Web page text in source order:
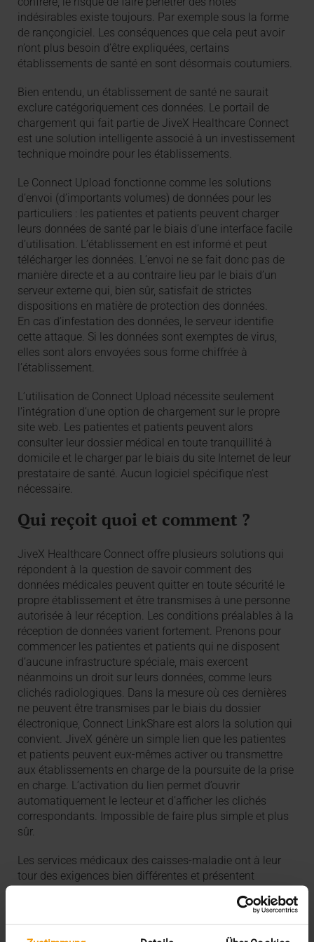
indésirables existe toujours. Par exemple sous la forme
de rançongiciel. Les conséquences que cela peut avoir
n’ont plus besoin d’être expliquées, certains
établissements de santé en sont désormais coutumiers.
Bien entendu, un établissement de santé ne saurait
exclure catégoriquement ces données. Le portail de
chargement qui fait partie de JiveX Healthcare Connect
est une solution intelligente associé à un investissement
technique moindre pour les établissements.
Le Connect Upload fonctionne comme les solutions
d’envoi (d’importants volumes) de données pour les
particuliers : les patientes et patients peuvent charger
leurs données de santé par le biais d’une interface facile
d’utilisation. L’établissement en est informé et peut
télécharger les données. L’envoi ne se fait donc pas de
manière directe et a au contraire lieu par le biais d’un
serveur externe qui, bien sûr, satisfait de strictes
dispositions en matière de protection des données.
En cas d’infestation des données, le serveur identifie
cette attaque. Si les données sont exemptes de virus,
elles sont alors envoyées sous forme chiffrée à
l’établissement.
L’utilisation de Connect Upload nécessite seulement
l’intégration d’une option de chargement sur le propre
site web. Les patientes et patients peuvent alors
consulter leur dossier médical en toute tranquillité à
domicile et le charger par le biais du site Internet de leur
prestataire de santé. Aucun logiciel spécifique n’est
nécessaire.
Qui reçoit quoi et comment ?
JiveX Healthcare Connect offre plusieurs solutions qui
répondent à la question de savoir comment des
données médicales peuvent quitter en toute sécurité le
propre établissement et être transmises à une personne
autorisée à leur réception. Les conditions préalables à la
réception de données varient fortement. Prenons pour
commencer les patientes et patients qui ne disposent
d’aucune infrastructure spéciale, mais exercent
néanmoins un droit sur leurs données, comme leurs
clichés radiologiques. Dans la mesure où ces dernières
ne peuvent être transmises par le biais du dossier
électronique, Connect LinkShare est alors la solution qui
convient. JiveX génère un simple lien que les patientes
et patients peuvent eux-mêmes activer ou transmettre
aux établissements en charge de la poursuite de la prise
en charge. L’activation du lien permet d’ouvrir
automatiquement le lecteur et d’afficher les clichés
correspondants. Impossible de faire plus simple et plus
sûr.
Les services médicaux des caisses-maladie ont à leur
tour des exigences bien différentes et présentent
aussi, VISUS propose avec le portail MD une solution
Parmi les autres entités intéressées par les données